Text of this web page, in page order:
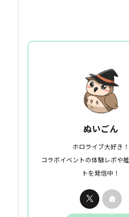
ぬいごん
ホロライブ大好き！
コラボイベントの体験レポや
トを発信中！